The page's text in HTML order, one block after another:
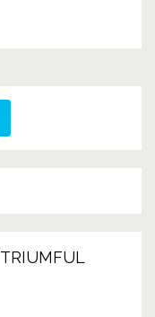
TRIUMFUL